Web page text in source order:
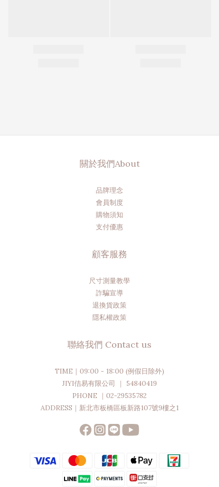
關於我們About
品牌理念
會員制度
購物須知
支付優惠
顧客服務
尺寸測量教學
詐騙宣導
退換貨政策
隱私權政策
聯絡我們 Contact us
TIME｜09:00 - 18:00 (例假日除外)
JIYI佶易有限公司 ｜ 54840419
PHONE ｜02-29535782
ADDRESS｜新北市板橋區板新路107號9樓之1